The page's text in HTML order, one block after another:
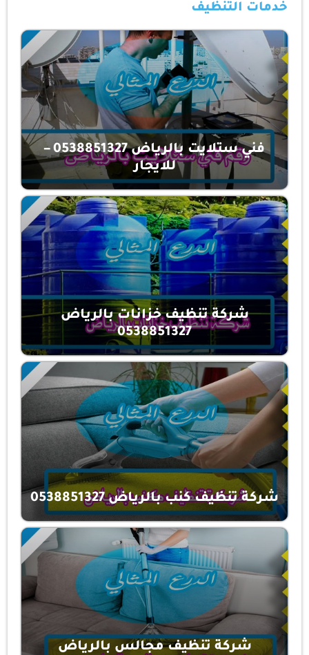
خدمات التنظيف
فني ستلايت بالرياض 0538851327 –
للايجار
شركة تنظيف خزانات بالرياض
0538851327
شركة تنظيف كنب بالرياض 0538851327
شركة تنظيف مجالس بالرياض